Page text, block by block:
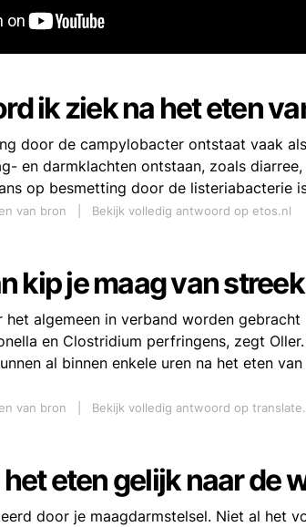
ik ziek na het eten
door de campylobacter ontstaat vaak
en darmklachten ontstaan, zoals
op besmetting door de listeriabacterie
van bron Bekijk volledig antwoord op etos.nl
kip je maag van
het algemeen in verband worden
en Clostridium perfringens, zegt
al binnen enkele uren na het eten
van bron Bekijk volledig antwoord op
eten gelijk naar de
door je maagdarmstelsel. Niet al het